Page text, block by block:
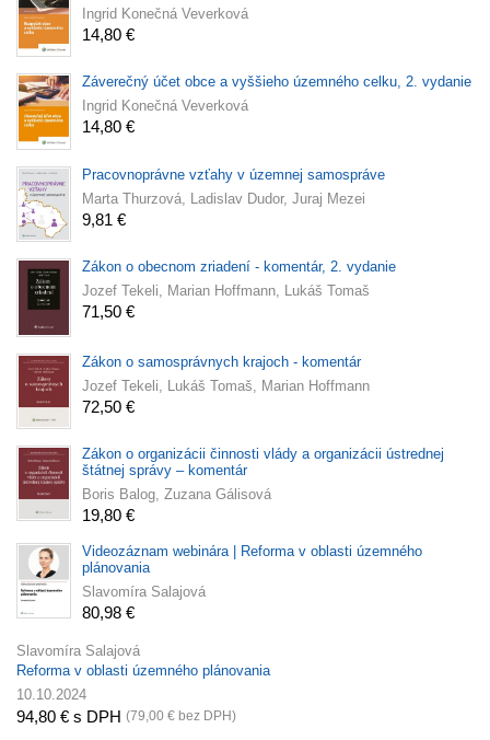
Ingrid Konečná Veverková
14,80 €
Záverečný účet obce a vyššieho územného celku, 2. vydanie
Ingrid Konečná Veverková
14,80 €
Pracovnoprávne vzťahy v územnej samospráve
Marta Thurzová, Ladislav Dudor, Juraj Mezei
9,81 €
Zákon o obecnom zriadení - komentár, 2. vydanie
Jozef Tekeli, Marian Hoffmann, Lukáš Tomaš
71,50 €
Zákon o samosprávnych krajoch - komentár
Jozef Tekeli, Lukáš Tomaš, Marian Hoffmann
72,50 €
Zákon o organizácii činnosti vlády a organizácii ústrednej
štátnej správy – komentár
Boris Balog, Zuzana Gálisová
19,80 €
Videozáznam webinára | Reforma v oblasti územného
plánovania
Slavomíra Salajová
80,98 €
Slavomíra Salajová
Reforma v oblasti územného plánovania
10.10.2024
94,80 € s DPH (79,00 € bez DPH)